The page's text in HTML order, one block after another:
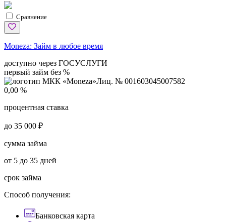
Сравнение
Moneza: Займ в любое время
доступно через ГОСУСЛУГИ
первый займ без %
Лиц. № 001603045007582
0,00 %
процентная ставка
до 35 000 ₽
сумма займа
от 5 до 35 дней
срок займа
Способ получения:
Банковская карта